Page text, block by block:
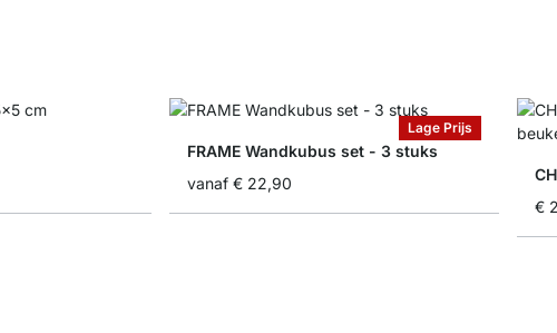
Lage Prijs
FRAME Wandkubus set - 3 stuks
vanaf € 22,90
€